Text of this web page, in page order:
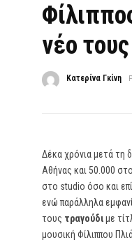
νέο
Κατερίνα Γκίνη
Δέκα χρόνια μετά τη
Αθήνας και 50.000
στο studio όσο και
ενώ παράλληλα
τους τραγούδιμε
μουσική Φίλιππου